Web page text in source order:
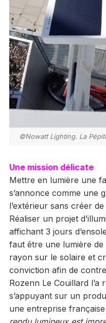
©Nowatt Lighting. La
Une mission délicate
Mettre en lumière une
s’annonce comme une
l’extérieur sans créer
Réaliser un projet
affichant 3 jours
faut être une lumière de
rayon sur le solaire et
conviction afin de
Rozenn Le Couillard l’a
s’appuyant sur un
une entreprise